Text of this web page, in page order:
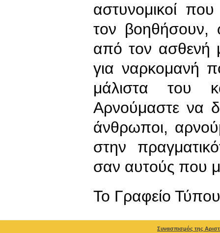
αστυνομικοί
τον βοηθήσουν,
από τον ασθενή
για ναρκομανή
μάλιστα του
Αρνούμαστε να
άνθρωποι,
στην
σαν αυτούς που
To Γραφείο Τύπου
Συνασπισμός της